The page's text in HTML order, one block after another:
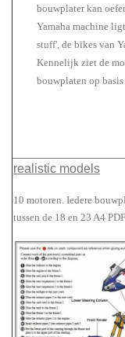
bouwplater kan
Yamaha machine
stuff', de bikes van
Kennelijk ziet de
bouwplaten op
realistic models
10 motoren. Iedere
tussen de 18 en 23 A4